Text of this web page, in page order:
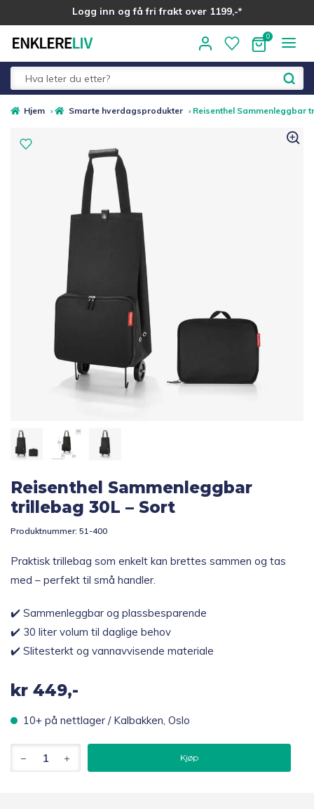
Logg inn og få fri frakt over 1199,-*
Alle kategorier
Fold
Medlemstilbud
Sommer ☀️
Best i test
Merker
Topp 10
Inspirasjon
Gavetips
Hjem › Smarte hverdagsprodukter › Reisenthel Sammenleggbar
Reisenthel Sammenleggbar
trillebag 30L – Sort
Produktnummer: 51-400
Praktisk trillebag som enkelt kan brettes sammen og tas
med – perfekt til små handler.
✔️ Sammenleggbar og plassbesparende
✔️ 30 liter volum til daglige behov
✔️ Slitesterkt og vannavvisende materiale
kr 449,-
10+ på nettlager / Kalbakken, Oslo
Sammenleggbar
trillebag
Kjøp